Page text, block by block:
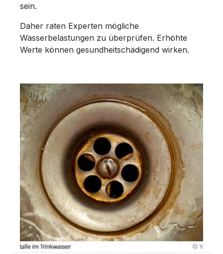
sein.
Daher raten Experten mögliche
Wasserbelastungen zu überprüfen. Erhöhte
Werte können gesundheitschädigend wirken.